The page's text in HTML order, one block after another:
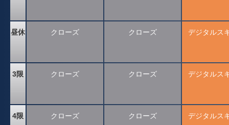
昼休
3限
4限
クローズ
クローズ
クローズ
クローズ
クローズ
クローズ
デジタルス
デジタルス
デジタルス